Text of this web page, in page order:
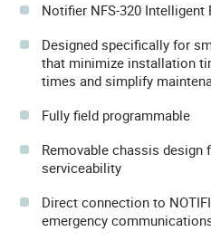
Notifier NFS-320 Intelligent
Designed specifically for
that minimize installation
times and simplify
Fully field programmable
Removable chassis
serviceability
Direct connection to
emergency